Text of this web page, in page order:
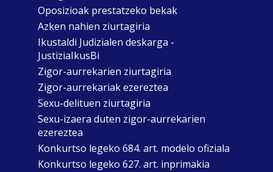
Oposizioak prestatzeko bekak
Azken nahien ziurtagiria
Ikustaldi Judizialen deskarga -
JustiziaIkusBi
Zigor-aurrekarien ziurtagiria
Zigor-aurrekariak ezereztea
Sexu-delituen ziurtagiria
Sexu-izaera duten zigor-aurrekarien
ezereztea
Konkurtso legeko 684. art. modelo ofiziala
Konkurtso legeko 627. art. inprimakia